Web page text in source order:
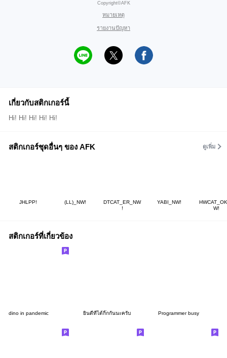
Copyright©AFK
หมายเหตุ
รายงานปัญหา
เกี่ยวกับสติกเกอร์นี้
Hi! Hi! Hi! Hi! Hi!
สติกเกอร์ชุดอื่นๆ ของ AFK ดูเพิ่ม
JHLPP! (LL)_NW!
DTCAT_ER_NW
!
YABI_NW!
W!
สติกเกอร์ที่เกี่ยวข้อง
dino in pandemic ยินดีที่ได้กิ๊กกันนะครับ Programmer busy